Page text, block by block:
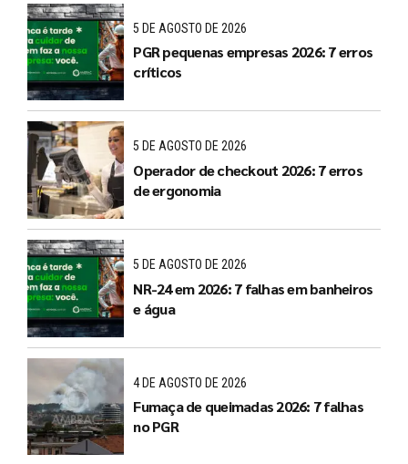
5 DE AGOSTO DE 2026
PGR pequenas empresas 2026: 7 erros
críticos
5 DE AGOSTO DE 2026
Operador de checkout 2026: 7 erros
de ergonomia
5 DE AGOSTO DE 2026
NR-24 em 2026: 7 falhas em banheiros
e água
4 DE AGOSTO DE 2026
Fumaça de queimadas 2026: 7 falhas
no PGR